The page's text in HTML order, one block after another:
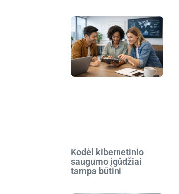
Kodėl kibernetinio
saugumo įgūdžiai
tampa būtini